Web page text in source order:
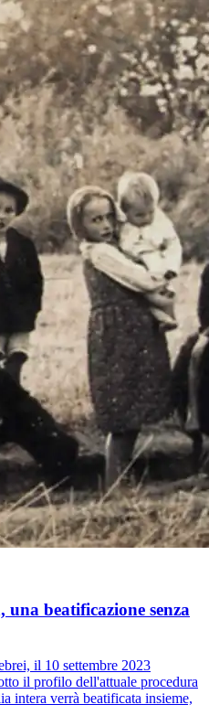
beatificazione senza
il 10 settembre 2023
il profilo dell'attuale procedura
intera verrà beatificata insieme,